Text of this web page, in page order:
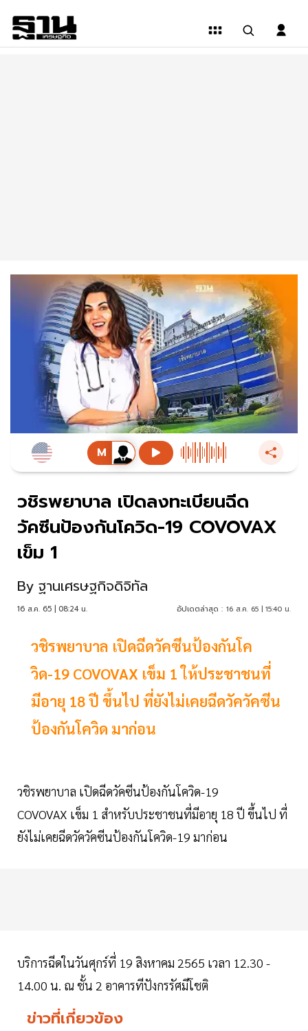
วชิรพยาบาล เปิดลงทะเบียนฉีด
วัคซีนป้องกันโควิด-19 COVOVAX
เข็ม 1
By ฐานเศรษฐกิจดิจิทัล
16 ส.ค. 65 | 08:24 น. อัปเดตล่าสุด : 16 ส.ค. 65 | 15:40 น.
วชิรพยาบาล เปิดฉีดวัคซีนป้องกันโค
วิด-19 COVOVAX เข็ม 1 ให้ประชาชนที่
มีอายุ 18 ปี ขึ้นไป ที่ยังไม่เคยฉีดวัควัคซีน
ป้องกันโควิด มาก่อน
วชิรพยาบาล เปิดฉีดวัคซีนป้องกันโควิด-19
COVOVAX เข็ม 1 สำหรับประชาชนที่มีอายุ 18 ปี ขึ้นไป ที่
ยังไม่เคยฉีดวัควัคซีนป้องกันโควิด-19 มาก่อน
บริการฉีดในวันศุกร์ที่ 19 สิงหาคม 2565 เวลา 12.30 -
14.00 น. ณ ชั้น 2 อาคารทีปังกรรัศมีโชติ
ข่าวที่เกี่ยวข้อง